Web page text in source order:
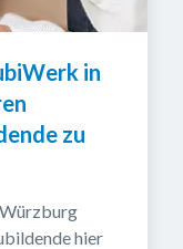
in
zu
hier